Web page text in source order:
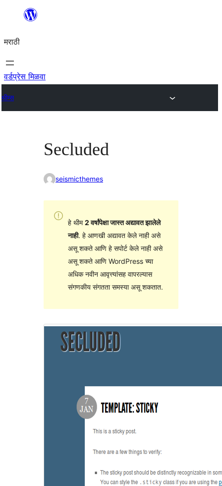
सामुग्रीवर
मराठी
वर्डप्रेस मिळवा
थीम्स
Secluded
seismicthemes
हे थीम2 वर्षांपेक्षा जास्त अद्यावत झालेले
नाही. हे आणखी अद्यावत केले नाही असे
असू शकते आणि हे सपोर्ट केले नाही असे
असू शकते आणि WordPress च्या
अधिक नवीन आवृत्त्यांसह वापरल्यास
संगणकीय संगतता समस्या असू शकतात.